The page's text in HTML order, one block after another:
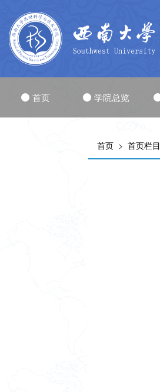
首页 学院总览
首页 > 首页栏目